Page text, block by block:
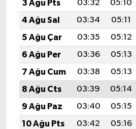
3 Ağu Pts
03:32 05:10
4 Ağu Sal
03:34 05:11
5 Ağu Çar
03:35 05:12
6 Ağu Per
03:36 05:13
7 Ağu Cum
03:38 05:13
8 Ağu Cts
03:39 05:14
9 Ağu Paz
03:40 05:15
10 Ağu Pts
03:42 05:16